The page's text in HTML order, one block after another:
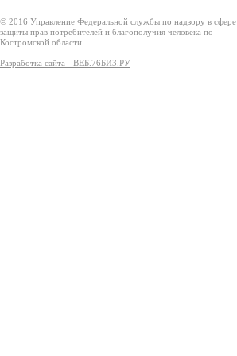
© 2016 Управление Федеральной службы по надзору в сфере
защиты прав потребителей и благополучия человека по
Костромской области
Разработка сайта - ВЕБ.76БИЗ.РУ